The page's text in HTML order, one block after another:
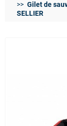
Gilet de
SELLIER